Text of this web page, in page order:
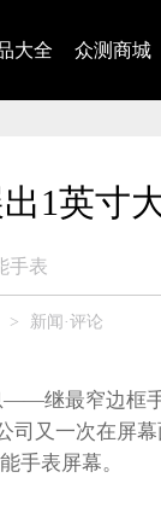
大全 众测商城
1英寸
手表
> 新闻·评论
继最窄边框手
司又一次在屏
手表屏幕。